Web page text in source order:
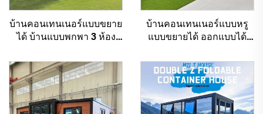
บ้านคอนเทนเนอร์แบบขยาย
ได้ บ้านแบบพกพา 3 ห้อง
บ้านคอนเทนเนอร์แบบหรู
แบบขยายได้ ออกแบบได้
แบบโมดูลาร์